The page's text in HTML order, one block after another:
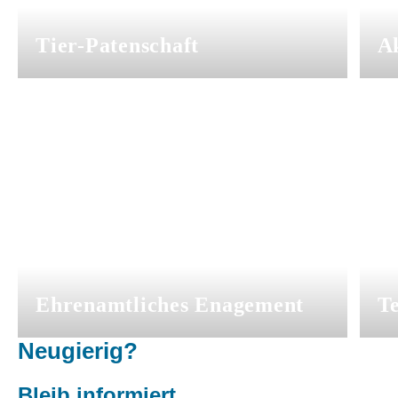
Tier-Patenschaft
Ehrenamtliches Enagement
Neugierig?